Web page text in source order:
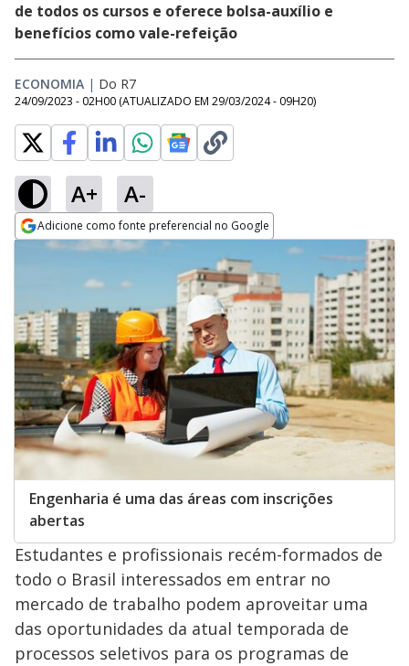
de todos os cursos e oferece bolsa-auxílio e
benefícios como vale-refeição
ECONOMIA | Do R7
24/09/2023 - 02H00 (ATUALIZADO EM 29/03/2024 - 09H20)
A+ A-
Adicione como fonte preferencial no Google
Opens in new window
Engenharia é uma das áreas com inscrições
abertas
Estudantes e profissionais recém-formados de
todo o Brasil interessados em entrar no
mercado de trabalho podem aproveitar uma
das oportunidades da atual temporada de
processos seletivos para os programas de